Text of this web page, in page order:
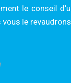
le conseil
le